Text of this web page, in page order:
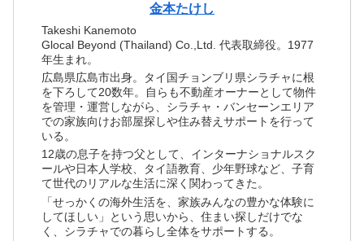
金本たけし
Takeshi Kanemoto
Glocal Beyond (Thailand) Co.,Ltd. 代表取締役。1977
年生まれ。
広島県広島市出身。タイ国チョンブリ県シラチャに根
を下ろして20数年。自らも不動産オーナーとして物件
を管理・運営しながら、シラチャ・バンセーンエリア
での家族向けお部屋探しや住み替えサポートを行って
いる。
12歳の息子を持つ父として、インターナショナルスク
ールや日本人学校、タイ語教育、少年野球など、子育
て世代のリアルな生活に深く関わってきた。
「せっかくの海外生活を、家族みんなの豊かな体験に
してほしい」という思いから、住まい探しだけでな
く、シラチャでの暮らし全体をサポートする。